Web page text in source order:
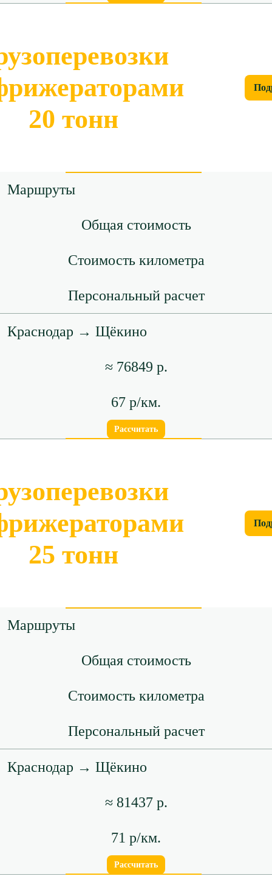
20 тонн
Маршруты
Общая стоимость
Стоимость километра
Персональный расчет
Краснодар → Щёкино
≈ 76849 р.
67 р/км.
Рассчитать
25 тонн
Маршруты
Общая стоимость
Стоимость километра
Персональный расчет
Краснодар → Щёкино
≈ 81437 р.
71 р/км.
Рассчитать